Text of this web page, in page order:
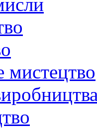
мистецтво